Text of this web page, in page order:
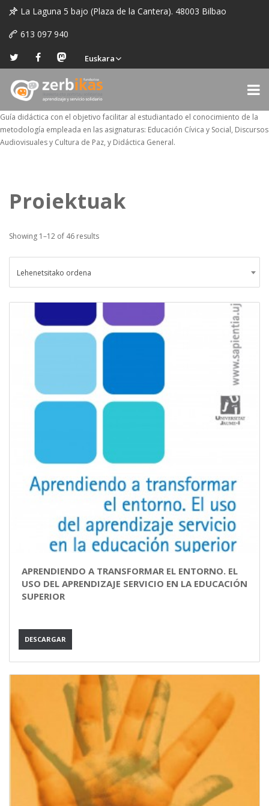
La Laguna 5 bajo (Plaza de la Cantera). 48003 Bilbao
613 097 940
Euskara
Guía didáctica con el objetivo facilitar al estudiantado el conocimiento de la
metodología empleada en las asignaturas: Educación Cívica y Social, Discursos
Audiovisuales y Cultura de Paz, y Didáctica General.
Proiektuak
Showing 1–12 of 46 results
Lehenetsitako ordena
APRENDIENDO A TRANSFORMAR EL ENTORNO. EL
USO DEL APRENDIZAJE SERVICIO EN LA EDUCACIÓN
SUPERIOR
DESCARGAR